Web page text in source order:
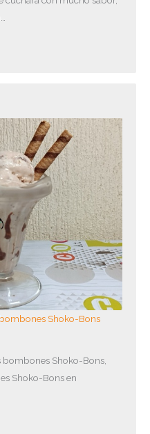
Shoko-Bons
bombones Shoko-Bons,
Shoko-Bons en